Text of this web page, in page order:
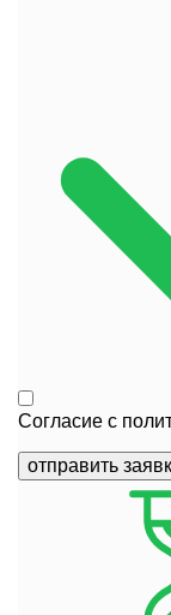
Согласие с
отправить